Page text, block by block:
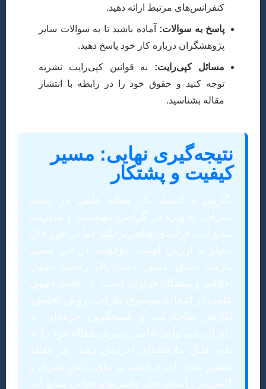
کنفرانس‌های مرتبط ارائه دهید.
پاسخ به سوالات: آماده باشید تا به سوالات سایر
پژوهشگران درباره کار خود پاسخ دهید.
مسائل کپی‌رایت: به قوانین کپی‌رایت نشریه
توجه کنید و حقوق خود را در رابطه با انتشار
مقاله بشناسید.
نتیجه‌گیری نهایی: مسیر
کیفیت و پشتکار
نگارش و انتشار یک مقاله علمی در رشته
عمران، به ویژه در گرایش مهندسی و مدیریت
منابع آب، فرآیندی چالش‌برانگیز اما در عین حال
بسیار با ارزش است. موفقیت در این مسیر
نیازمند دانش عمیق، دقت بالا، رعایت اصول
اخلاقی و پشتکار فراوان است. با رعایت اصول
علمی در انتخاب موضوع، طراحی روش تحقیق،
نگارش ساختارمند و پاسخگویی حرفه‌ای به
داوران، می‌توانید شانس پذیرش مقاله خود را به
طور قابل ملاحظه‌ای افزایش دهید. هر مقاله
منتشر شده، آجری است بر بنای دانش بشری و
گامی در راستای حل چالش‌های حیاتی منابع آب